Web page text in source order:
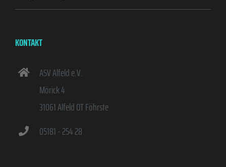
KONTAKT
ASV Alfeld e.V.
Mörick 4
31061 Alfeld OT Föhrste
05181 - 254 28